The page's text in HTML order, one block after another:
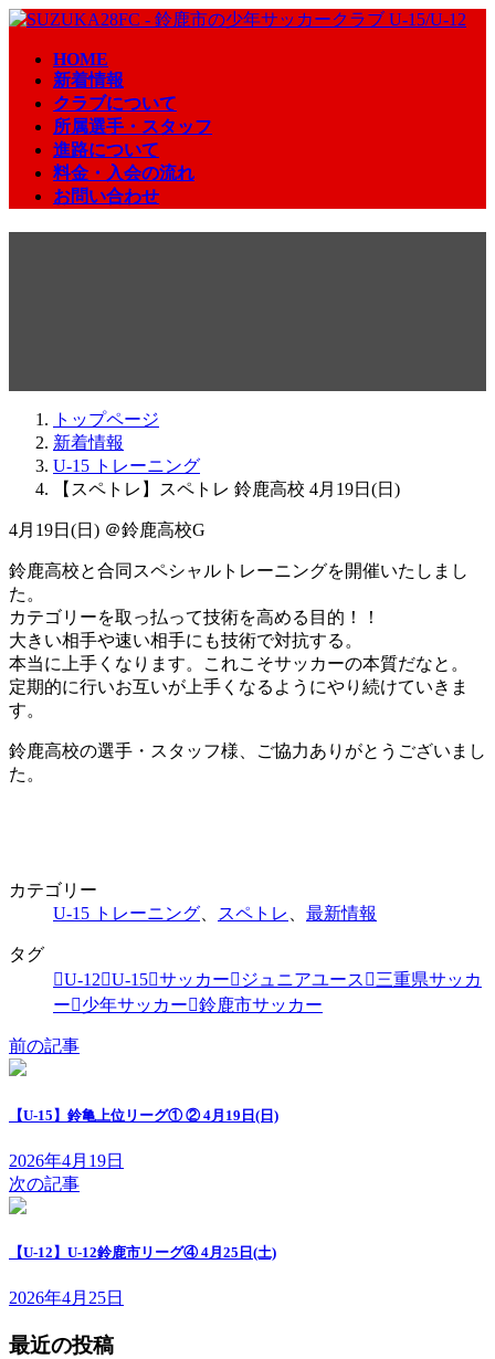
コ
ナ
HOME
新着情報
クラブについて
所属選手・スタッフ
進路について
料金・入会の流れ
お問い合わせ
トップページ
新着情報
U-15 トレーニング
【スペトレ】スペトレ 鈴鹿高校 4月19日(日)
4月19日(日) ＠鈴鹿高校G
鈴鹿高校と合同スペシャルトレーニングを開催いたしまし
た。
カテゴリーを取っ払って技術を高める目的！！
大きい相手や速い相手にも技術で対抗する。
本当に上手くなります。これこそサッカーの本質だなと。
定期的に行いお互いが上手くなるようにやり続けていきま
す。
鈴鹿高校の選手・スタッフ様、ご協力ありがとうございまし
た。
カテゴリー
U-15 トレーニング、 スペトレ 、 最新情報
タグ
U-12 U-15 サッカー ジュニアユース
三重県サッカ
ー
少年サッカー 鈴鹿市サッカー
前の記事
【U-15】鈴亀上位リーグ① ② 4月19日(日)
2026年4月19日
次の記事
【U-12】U-12鈴鹿市リーグ④ 4月25日(土)
2026年4月25日
最近の投稿